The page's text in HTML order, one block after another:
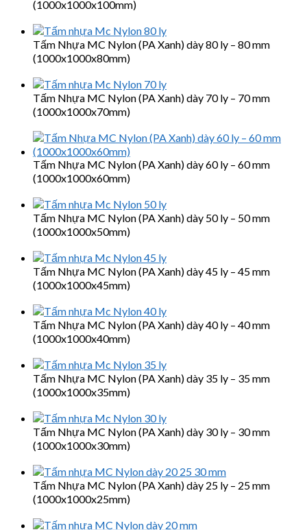
(1000x1000x100mm)
Tấm Nhựa MC Nylon (PA Xanh) dày 80 ly – 80 mm
(1000x1000x80mm)
Tấm Nhựa MC Nylon (PA Xanh) dày 70 ly – 70 mm
(1000x1000x70mm)
Tấm Nhựa MC Nylon (PA Xanh) dày 60 ly – 60 mm
(1000x1000x60mm)
Tấm Nhựa MC Nylon (PA Xanh) dày 50 ly – 50 mm
(1000x1000x50mm)
Tấm Nhựa MC Nylon (PA Xanh) dày 45 ly – 45 mm
(1000x1000x45mm)
Tấm Nhựa MC Nylon (PA Xanh) dày 40 ly – 40 mm
(1000x1000x40mm)
Tấm Nhựa MC Nylon (PA Xanh) dày 35 ly – 35 mm
(1000x1000x35mm)
Tấm Nhựa MC Nylon (PA Xanh) dày 30 ly – 30 mm
(1000x1000x30mm)
Tấm Nhựa MC Nylon (PA Xanh) dày 25 ly – 25 mm
(1000x1000x25mm)